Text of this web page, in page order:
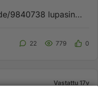
9840738 lupasin
22 779 0
Vastattu 17v